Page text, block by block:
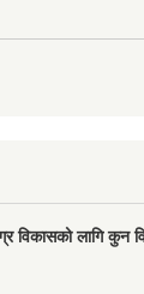
विकासको लागि कुन